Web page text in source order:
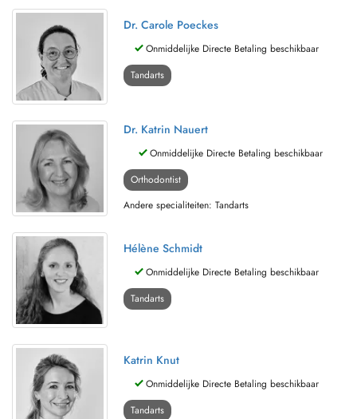
Dr. Carole Poeckes
Onmiddelijke Directe Betaling beschikbaar
Tandarts
Dr. Katrin Nauert
Onmiddelijke Directe Betaling beschikbaar
Orthodontist
Andere specialiteiten: Tandarts
Hélène Schmidt
Onmiddelijke Directe Betaling beschikbaar
Tandarts
Katrin Knut
Onmiddelijke Directe Betaling beschikbaar
Tandarts